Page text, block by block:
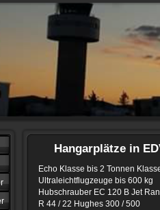
Hangarplätze in
Echo Klasse bis 2 Tonnen
Ultraleichtflugzeuge bis 600 kg
Hubschrauber EC 120 B Jet
R 44 / 22 Hughes 300 / 500